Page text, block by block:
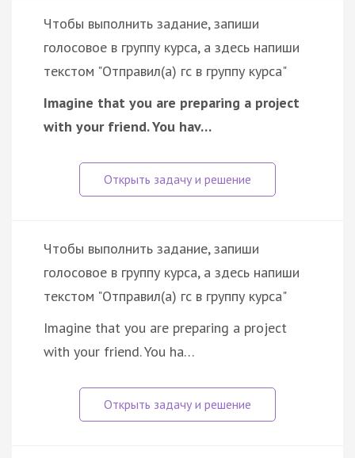
Чтобы выполнить задание, запиши
голосовое в группу курса, а здесь напиши
текстом "Отправил(а) гс в группу курса"
Imagine that you are preparing a project
with your friend. You hav…
Чтобы выполнить задание, запиши
голосовое в группу курса, а здесь напиши
текстом "Отправил(а) гс в группу курса"
Imagine that you are preparing a project
with your friend. You ha…